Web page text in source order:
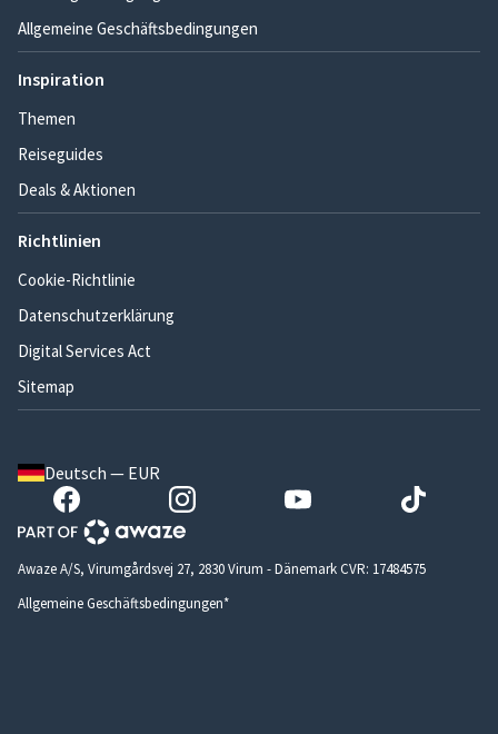
Allgemeine Geschäftsbedingungen
Inspiration
Themen
Reiseguides
Deals & Aktionen
Richtlinien
Cookie-Richtlinie
Datenschutzerklärung
Digital Services Act
Sitemap
Deutsch — EUR
Awaze A/S, Virumgårdsvej 27, 2830 Virum - Dänemark CVR: 17484575
Allgemeine Geschäftsbedingungen*